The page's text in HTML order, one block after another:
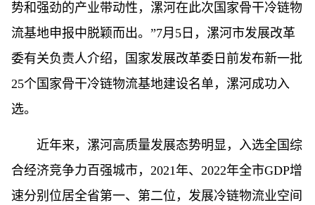
势和强劲的产业带动性，漯河在此次国家骨干冷链物
流基地申报中脱颖而出。”7月5日，漯河市发展改革
委有关负责人介绍，国家发展改革委日前发布新一批
25个国家骨干冷链物流基地建设名单，漯河成功入
选。
近年来，漯河高质量发展态势明显，入选全国综
合经济竞争力百强城市，2021年、2022年全市GDP增
速分别位居全省第一、第二位，发展冷链物流业空间